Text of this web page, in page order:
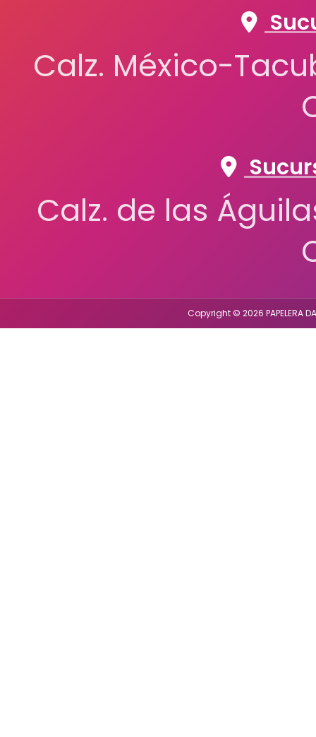
Calz. México-
Calz. de las
Copyright © 2026 PAPELERA